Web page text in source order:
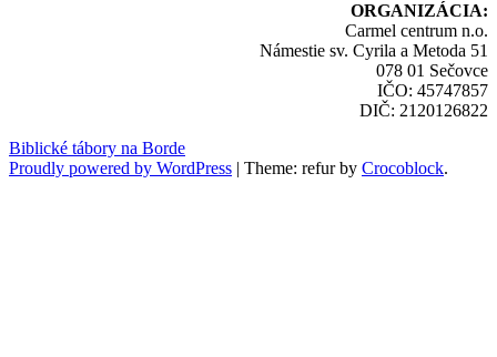
ORGANIZÁCIA:
Carmel centrum n.o.
Námestie sv. Cyrila a Metoda 51
078 01 Sečovce
IČO: 45747857
DIČ: 2120126822
Biblické tábory na Borde
Proudly powered by WordPress | Theme: refur by Crocoblock.